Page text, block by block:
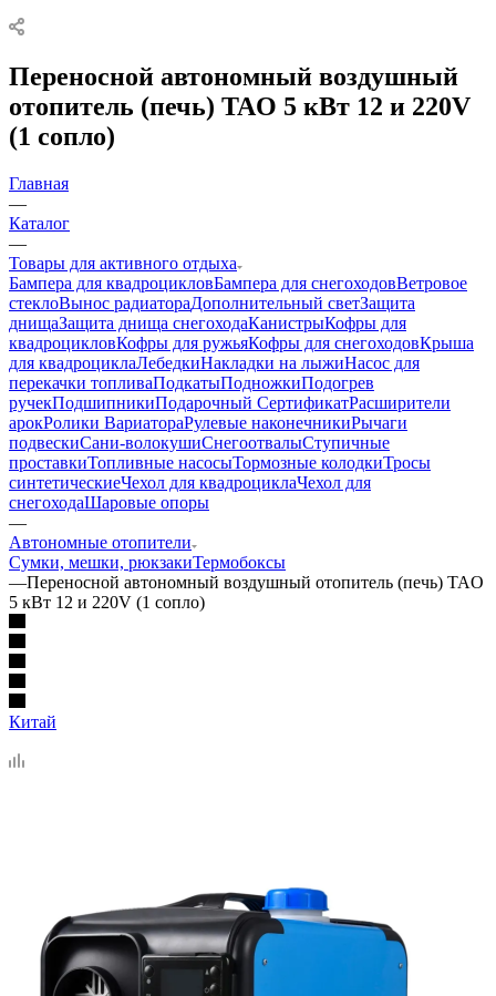
Переносной автономный воздушный
отопитель (печь) TAO 5 кВт 12 и 220V
(1 сопло)
Главная
—
Каталог
—
Товары для активного отдыха
Бампера для квадроцикловБампера для снегоходовВетровое
стеклоВынос радиатораДополнительный светЗащита
днищаЗащита днища снегоходаКанистрыКофры для
квадроцикловКофры для ружьяКофры для снегоходовКрыша
для квадроциклаЛебедкиНакладки на лыжиНасос для
перекачки топливаПодкатыПодножкиПодогрев
ручекПодшипникиПодарочный СертификатРасширители
арокРолики ВариатораРулевые наконечникиРычаги
подвескиСани-волокушиСнегоотвалыСтупичные
проставкиТопливные насосыТормозные колодкиТросы
синтетическиеЧехол для квадроциклаЧехол для
снегоходаШаровые опоры
—
Автономные отопители
Сумки, мешки, рюкзакиТермобоксы
—Переносной автономный воздушный отопитель (печь) TAO
5 кВт 12 и 220V (1 сопло)
Китай